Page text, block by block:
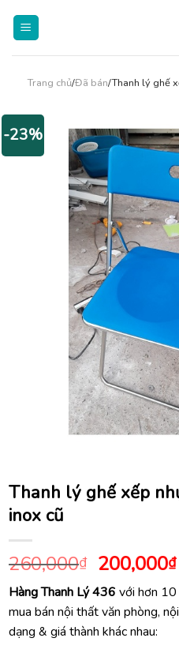
Trang chủ/Đã bán/Thanh lý ghế
-23%
Thanh lý ghế xếp
inox cũ
260,000₫ Giá
gốc
là:
260,000₫.
200,000₫
Hàng Thanh Lý 436 với hơn
mua bán nội thất văn phòng,
dạng & giá thành khác nhau: